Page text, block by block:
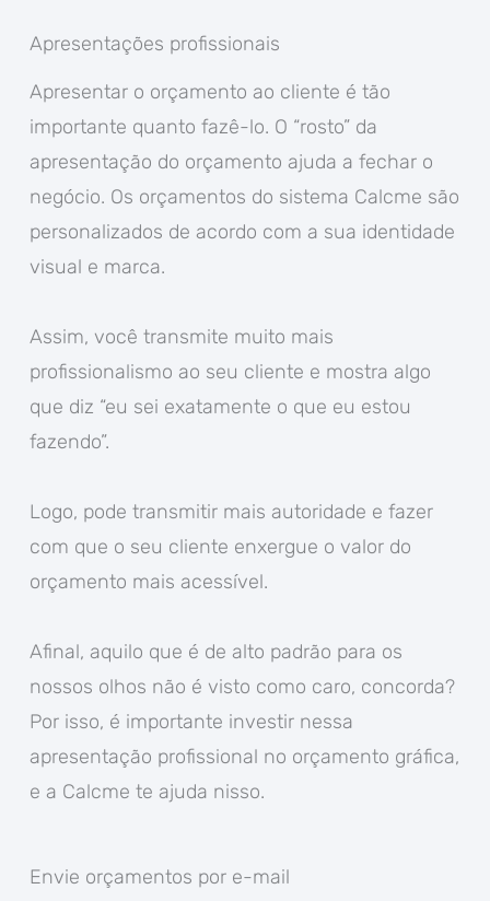
Apresentações profissionais
Apresentar o orçamento ao cliente é tão
importante quanto fazê-lo. O “rosto” da
apresentação do orçamento ajuda a fechar o
negócio. Os orçamentos do sistema Calcme são
personalizados de acordo com a sua identidade
visual e marca.
Assim, você transmite muito mais
profissionalismo ao seu cliente e mostra algo
que diz “eu sei exatamente o que eu estou
fazendo”.
Logo, pode transmitir mais autoridade e fazer
com que o seu cliente enxergue o valor do
orçamento mais acessível.
Afinal, aquilo que é de alto padrão para os
nossos olhos não é visto como caro, concorda?
Por isso, é importante investir nessa
apresentação profissional no orçamento gráfica,
e a Calcme te ajuda nisso.
Envie orçamentos por e-mail